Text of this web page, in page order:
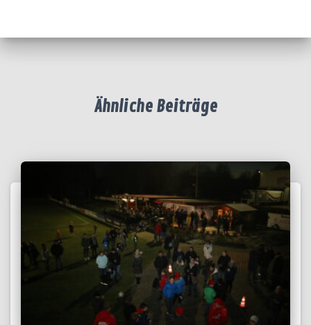
Ähnliche Beiträge